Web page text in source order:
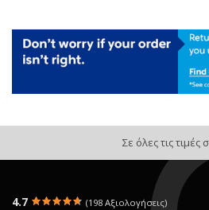
Σε όλες τις
4.7 (198 Αξιολογήσεις)